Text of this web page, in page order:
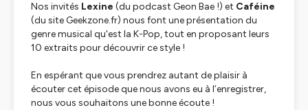
Nos invités Lexine (du podcast Geon Bae !) et Caféine
(du site Geekzone.fr) nous font une présentation du
genre musical qu'est la K-Pop, tout en proposant leurs
10 extraits pour découvrir ce style !
En espérant que vous prendrez autant de plaisir à
écouter cet épisode que nous avons eu à l’enregistrer,
nous vous souhaitons une bonne écoute !